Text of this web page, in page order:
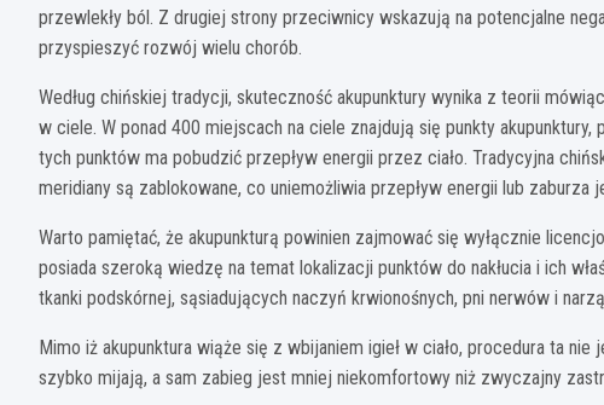
przewlekły ból. Z drugiej strony przeciwnicy wskazują na potencjalne
przyspieszyć rozwój wielu chorób.
Według chińskiej tradycji, skuteczność akupunktury wynika z teorii
w ciele. W ponad 400 miejscach na ciele znajdują się punkty
tych punktów ma pobudzić przepływ energii przez ciało. Tradycyjna
meridiany są zablokowane, co uniemożliwia przepływ energii lub zaburza
Warto pamiętać, że akupunkturą powinien zajmować się wyłącznie
posiada szeroką wiedzę na temat lokalizacji punktów do nakłucia i ich
tkanki podskórnej, sąsiadujących naczyń krwionośnych, pni nerwów i
Mimo iż akupunktura wiąże się z wbijaniem igieł w ciało, procedura ta
szybko mijają, a sam zabieg jest mniej niekomfortowy niż zwyczajny